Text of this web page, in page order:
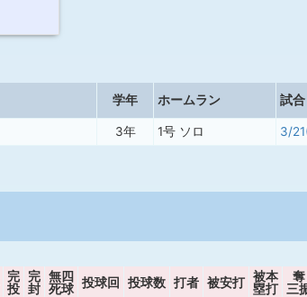
学年 ホームラン 試合
3年 1号 ソロ 3/
完
投
完
封
無四
死球 投球回 投球数 打者 被安打 被本
塁打
奪
三